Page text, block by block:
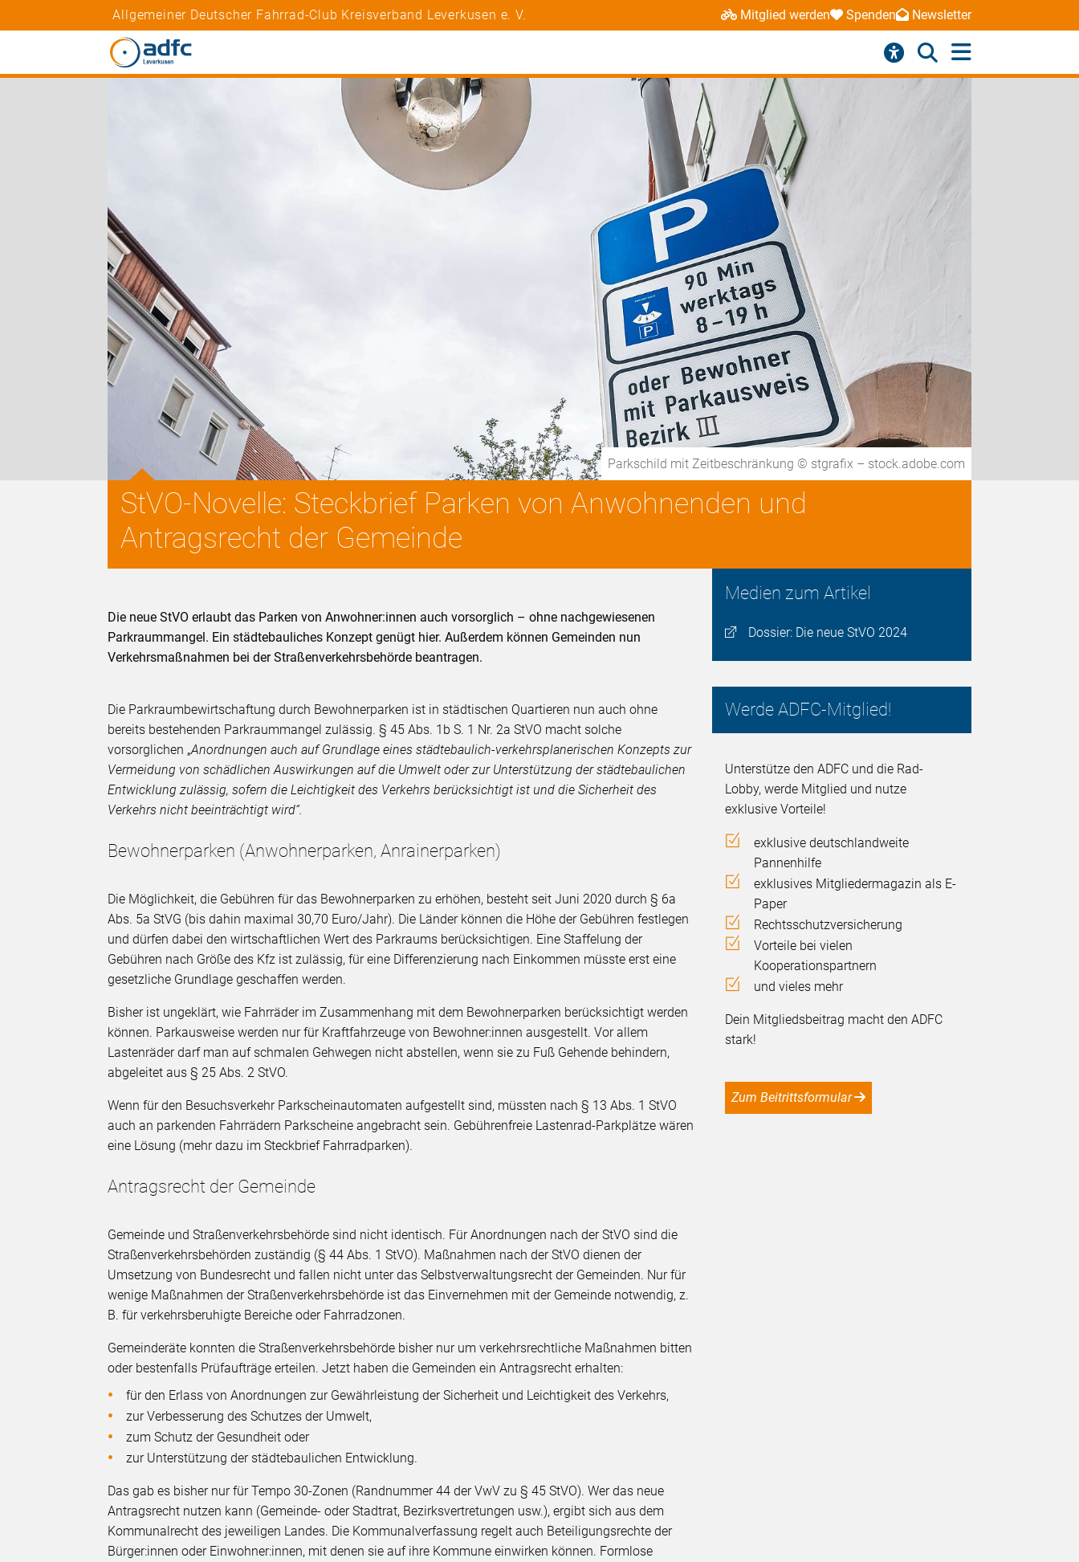
Allgemeiner Deutscher Fahrrad-Club Kreisverband Leverkusen e. V. Mitglied werden Spenden Newsletter
Parkschild mit Zeitbeschränkung © stgrafix – stock.adobe.com
StVO-Novelle: Steckbrief Parken von Anwohnenden und
Antragsrecht der Gemeinde
Medien zum Artikel
Dossier: Die neue StVO 2024
Werde ADFC-Mitglied!
Unterstütze den ADFC und die Rad-
Lobby, werde Mitglied und nutze
exklusive Vorteile!
exklusive deutschlandweite
Pannenhilfe
exklusives Mitgliedermagazin als E-
Paper
Rechtsschutzversicherung
Vorteile bei vielen
Kooperationspartnern
und vieles mehr
Dein Mitgliedsbeitrag macht den ADFC
stark!
Zum Beitrittsformular
Die neue StVO erlaubt das Parken von Anwohner:innen auch vorsorglich – ohne nachgewiesenen
Parkraummangel. Ein städtebauliches Konzept genügt hier. Außerdem können Gemeinden nun
Verkehrsmaßnahmen bei der Straßenverkehrsbehörde beantragen.
Die Parkraumbewirtschaftung durch Bewohnerparken ist in städtischen Quartieren nun auch ohne
bereits bestehenden Parkraummangel zulässig. § 45 Abs. 1b S. 1 Nr. 2a StVO macht solche
vorsorglichen „Anordnungen auch auf Grundlage eines städtebaulich-verkehrsplanerischen Konzepts zur
Vermeidung von schädlichen Auswirkungen auf die Umwelt oder zur Unterstützung der städtebaulichen
Entwicklung zulässig, sofern die Leichtigkeit des Verkehrs berücksichtigt ist und die Sicherheit des
Verkehrs nicht beeinträchtigt wird“.
Bewohnerparken (Anwohnerparken, Anrainerparken)
Die Möglichkeit, die Gebühren für das Bewohnerparken zu erhöhen, besteht seit Juni 2020 durch § 6a
Abs. 5a StVG (bis dahin maximal 30,70 Euro/Jahr). Die Länder können die Höhe der Gebühren festlegen
und dürfen dabei den wirtschaftlichen Wert des Parkraums berücksichtigen. Eine Staffelung der
Gebühren nach Größe des Kfz ist zulässig, für eine Differenzierung nach Einkommen müsste erst eine
gesetzliche Grundlage geschaffen werden.
Bisher ist ungeklärt, wie Fahrräder im Zusammenhang mit dem Bewohnerparken berücksichtigt werden
können. Parkausweise werden nur für Kraftfahrzeuge von Bewohner:innen ausgestellt. Vor allem
Lastenräder darf man auf schmalen Gehwegen nicht abstellen, wenn sie zu Fuß Gehende behindern,
abgeleitet aus § 25 Abs. 2 StVO.
Wenn für den Besuchsverkehr Parkscheinautomaten aufgestellt sind, müssten nach § 13 Abs. 1 StVO
auch an parkenden Fahrrädern Parkscheine angebracht sein. Gebührenfreie Lastenrad-Parkplätze wären
eine Lösung (mehr dazu im Steckbrief Fahrradparken).
Antragsrecht der Gemeinde
Gemeinde und Straßenverkehrsbehörde sind nicht identisch. Für Anordnungen nach der StVO sind die
Straßenverkehrsbehörden zuständig (§ 44 Abs. 1 StVO). Maßnahmen nach der StVO dienen der
Umsetzung von Bundesrecht und fallen nicht unter das Selbstverwaltungsrecht der Gemeinden. Nur für
wenige Maßnahmen der Straßenverkehrsbehörde ist das Einvernehmen mit der Gemeinde notwendig, z.
B. für verkehrsberuhigte Bereiche oder Fahrradzonen.
Gemeinderäte konnten die Straßenverkehrsbehörde bisher nur um verkehrsrechtliche Maßnahmen bitten
oder bestenfalls Prüfaufträge erteilen. Jetzt haben die Gemeinden ein Antragsrecht erhalten:
für den Erlass von Anordnungen zur Gewährleistung der Sicherheit und Leichtigkeit des Verkehrs,
zur Verbesserung des Schutzes der Umwelt,
zum Schutz der Gesundheit oder
zur Unterstützung der städtebaulichen Entwicklung.
Das gab es bisher nur für Tempo 30-Zonen (Randnummer 44 der VwV zu § 45 StVO). Wer das neue
Antragsrecht nutzen kann (Gemeinde- oder Stadtrat, Bezirksvertretungen usw.), ergibt sich aus dem
Kommunalrecht des jeweiligen Landes. Die Kommunalverfassung regelt auch Beteiligungsrechte der
Bürger:innen oder Einwohner:innen, mit denen sie auf ihre Kommune einwirken können. Formlose